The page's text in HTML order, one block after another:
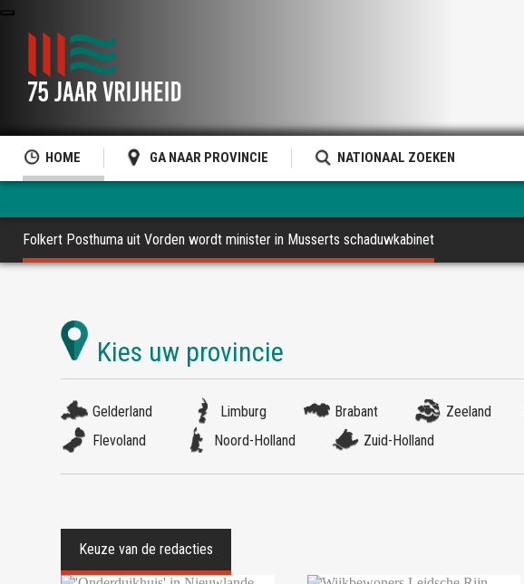
HOME GA NAAR PROVINCIE NATIONAAL ZOEKEN
Folkert Posthuma uit Vorden wordt minister in Musserts schaduwkabinet
Gelderland Limburg Brabant Zeeland
Flevoland
Noord-Holland Zuid-Holland